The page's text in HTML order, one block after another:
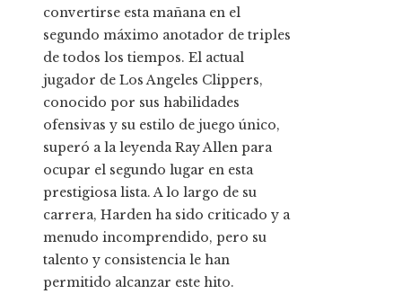
convertirse esta mañana en el
segundo máximo anotador de triples
de todos los tiempos. El actual
jugador de Los Angeles Clippers,
conocido por sus habilidades
ofensivas y su estilo de juego único,
superó a la leyenda Ray Allen para
ocupar el segundo lugar en esta
prestigiosa lista. A lo largo de su
carrera, Harden ha sido criticado y a
menudo incomprendido, pero su
talento y consistencia le han
permitido alcanzar este hito.